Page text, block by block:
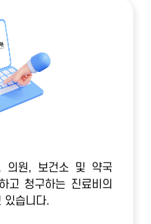
의원, 보건소 및 약국
고 청구하는 진료비의
있습니다.